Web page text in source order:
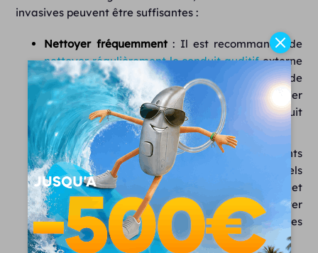
invasives peuvent être suffisantes :
Nettoyer fréquemment: Il est recommandé de
nettoyer régulièrement le conduit auditifexterne
avec douceur pour éviter l’accumulation de
cérumen et de débris. Un lavage doux et régulier
de l’oreille peut aider à maintenir un conduit
auditif propre.
Surveiller régulièrement
: Des contrôles fréquents
chez un spécialiste de l’audition sont essentiels
pour surveiller la croissance de l’exostose et
intervenir si nécessaire. Cela permet de détecter
toute progression et de prévenir les
complications.